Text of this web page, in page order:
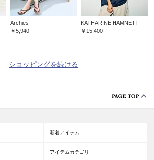
Archies
￥5,940
KATHARINE HAMNETT
￥15,400
ショッピングを続ける
新着アイテム
アイテムカテゴリ